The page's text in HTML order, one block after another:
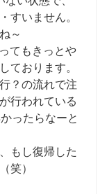
すいません。
～
てもきっとや
ております。
？の流れで注
行われている
ったらなーと
もし復帰した
笑）